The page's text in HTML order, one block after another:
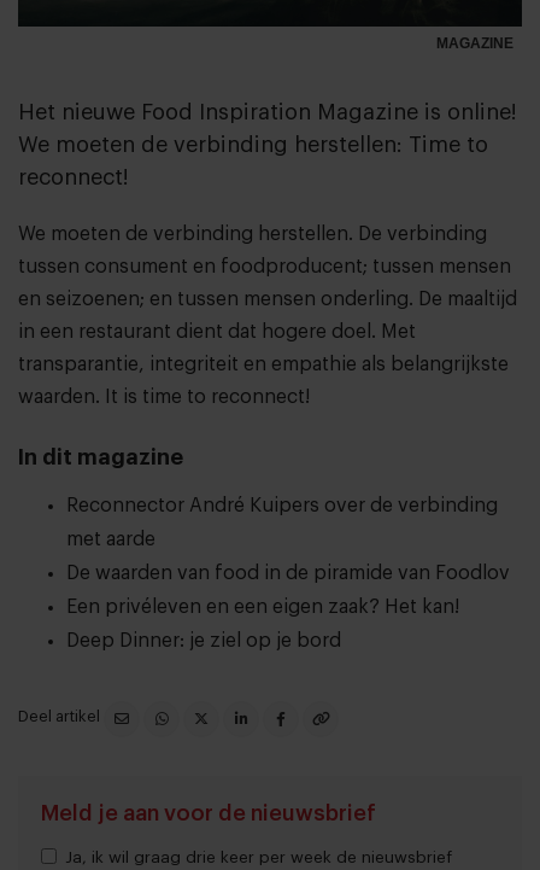
MAGAZINE
Het nieuwe Food Inspiration Magazine is online!
We moeten de verbinding herstellen: Time to
reconnect!
We moeten de verbinding herstellen. De verbinding
tussen consument en foodproducent; tussen mensen
en seizoenen; en tussen mensen onderling. De maaltijd
in een restaurant dient dat hogere doel. Met
transparantie, integriteit en empathie als belangrijkste
waarden. It is time to reconnect!
In dit magazine
Reconnector André Kuipers over de verbinding
met aarde
De waarden van food in de piramide van Foodlov
Een privéleven en een eigen zaak? Het kan!
Deep Dinner: je ziel op je bord
Deel artikel
Meld je aan voor de nieuwsbrief
Ja, ik wil graag drie keer per week de nieuwsbrief